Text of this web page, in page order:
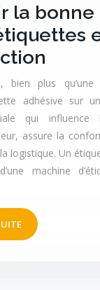
la
bien plus
adhésive sur
qui influence
assure la
logistique. Un
machine